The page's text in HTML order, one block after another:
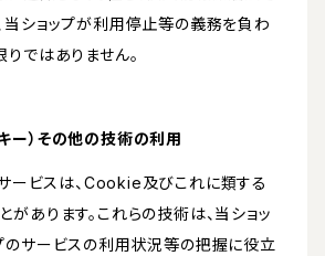
当ショップが利用停止等の義務を負わ
ではありません。
ー）その他の技術の利用
サービスは、Cookie及びこれに類する
があります。これらの技術は、当ショッ
のサービスの利用状況等の把握に役立